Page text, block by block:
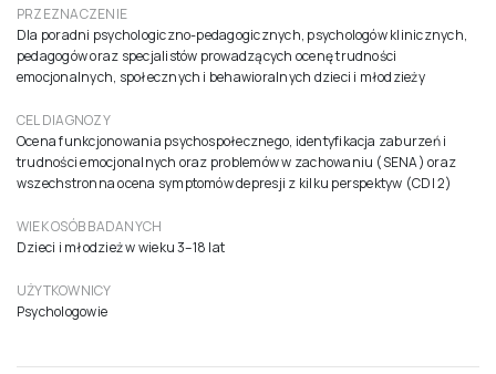
PRZEZNACZENIE
Dla poradni psychologiczno-pedagogicznych, psychologów klinicznych,
pedagogów oraz specjalistów prowadzących ocenę trudności
emocjonalnych, społecznych i behawioralnych dzieci i młodzieży
CEL DIAGNOZY
Ocena funkcjonowania psychospołecznego, identyfikacja zaburzeń i
trudności emocjonalnych oraz problemów w zachowaniu (SENA) oraz
wszechstronna ocena symptomów depresji z kilku perspektyw (CDI 2)
WIEK OSÓB BADANYCH
Dzieci i młodzież w wieku 3–18 lat
UŻYTKOWNICY
Psychologowie